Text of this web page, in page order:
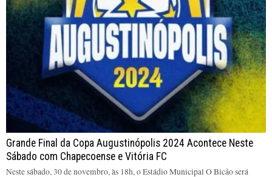
Grande Final da Copa Augustinópolis 2024 Acontece Neste
Sábado com Chapecoense e Vitória FC
Neste sábado, 30 de novembro, às 18h, o Estádio Municipal O Bicão será